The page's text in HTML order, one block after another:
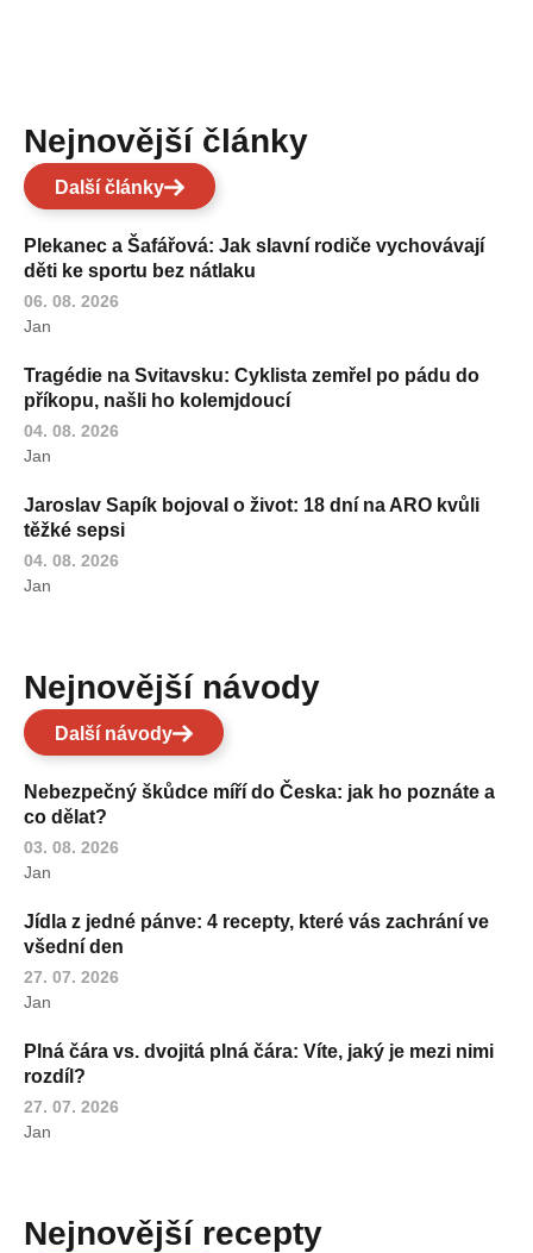
Nejnovější články
Další články
Plekanec a Šafářová: Jak slavní rodiče vychovávají
děti ke sportu bez nátlaku
06. 08. 2026
Jan
Tragédie na Svitavsku: Cyklista zemřel po pádu do
příkopu, našli ho kolemjdoucí
04. 08. 2026
Jan
Jaroslav Sapík bojoval o život: 18 dní na ARO kvůli
těžké sepsi
04. 08. 2026
Jan
Nejnovější návody
Další návody
Nebezpečný škůdce míří do Česka: jak ho poznáte a
co dělat?
03. 08. 2026
Jan
Jídla z jedné pánve: 4 recepty, které vás zachrání ve
všední den
27. 07. 2026
Jan
Plná čára vs. dvojitá plná čára: Víte, jaký je mezi nimi
rozdíl?
27. 07. 2026
Jan
Nejnovější recepty